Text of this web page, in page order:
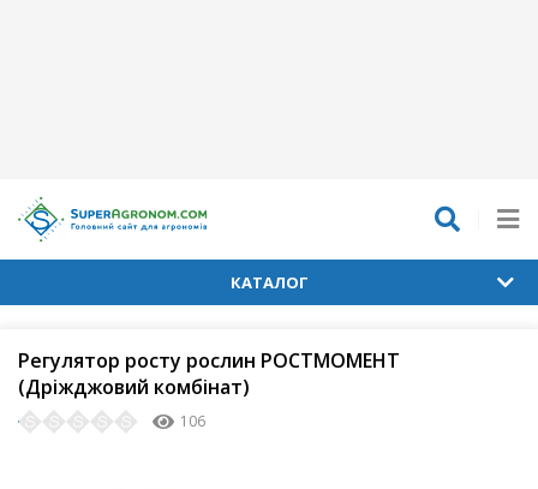
КАТАЛОГ
Регулятор росту рослин РОСТМОМЕНТ
(Дріжджовий комбінат)
106